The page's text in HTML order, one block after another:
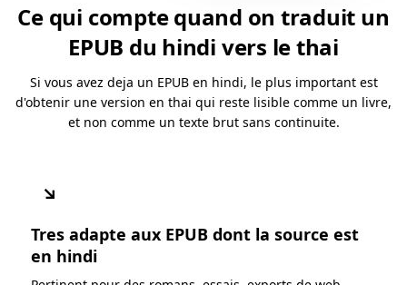
Ce qui compte quand on traduit un
EPUB du hindi vers le thai
Si vous avez deja un EPUB en hindi, le plus important est
d'obtenir une version en thai qui reste lisible comme un livre,
et non comme un texte brut sans continuite.
↘
Tres adapte aux EPUB dont la source est
en hindi